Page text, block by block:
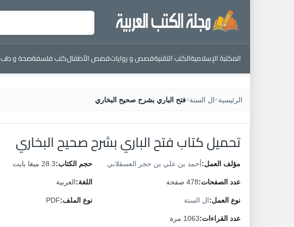
المكتبة الإسلاميةالكتب التقنيةقصص و رواياتقصص الأطفالكتب فلسفةصحة و طب
الرئيسية>ال الستة>فتح الباري بشرح صحيح البخاري
تحميل كتاب فتح الباري بشرح صحيح البخاري
مؤلف العمل:أحمد بن علي بن حجر العسقلاني حجم الكتاب:28.3 ميغا بايت
عدد الصفحات:478 صفحة اللغة:العربية
نوع العمل:ال الستة نوع الملف:PDF
عدد القراءات:1063 مرة